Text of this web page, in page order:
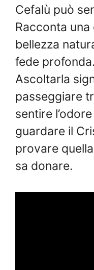
Cefalù può
Racconta
bellezza
fede profonda.
Ascoltarla
passeggiare
sentire
guardare il
provare
sa donare.